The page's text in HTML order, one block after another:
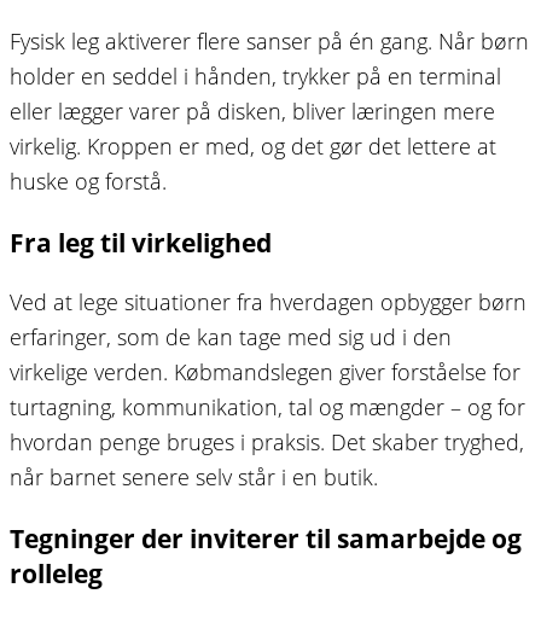
Fysisk leg aktiverer flere sanser på én gang. Når børn
holder en seddel i hånden, trykker på en terminal
eller lægger varer på disken, bliver læringen mere
virkelig. Kroppen er med, og det gør det lettere at
huske og forstå.
Fra leg til virkelighed
Ved at lege situationer fra hverdagen opbygger børn
erfaringer, som de kan tage med sig ud i den
virkelige verden. Købmandslegen giver forståelse for
turtagning, kommunikation, tal og mængder – og for
hvordan penge bruges i praksis. Det skaber tryghed,
når barnet senere selv står i en butik.
Tegninger der inviterer til samarbejde og
rolleleg